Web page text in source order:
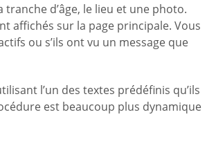
d’âge, le lieu et une photo.
affichés sur la page principale. Vous
ou s’ils ont vu un message que
l’un des textes prédéfinis qu’ils
est beaucoup plus dynamique